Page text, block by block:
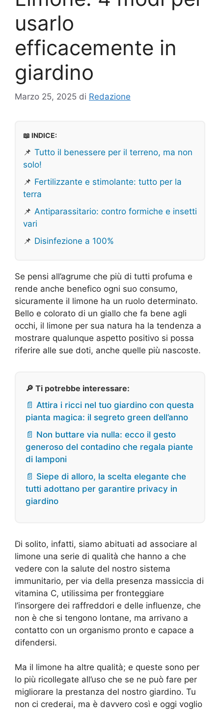
usarlo
efficacemente in
giardino
Marzo 25, 2025 di Redazione
📖 INDICE:
📌 Tutto il benessere per il terreno, ma non
solo!
📌 Fertilizzante e stimolante: tutto per la
terra
📌 Antiparassitario: contro formiche e insetti
vari
📌 Disinfezione a 100%
Se pensi all’agrume che più di tutti profuma e
rende anche benefico ogni suo consumo,
sicuramente il limone ha un ruolo determinato.
Bello e colorato di un giallo che fa bene agli
occhi, il limone per sua natura ha la tendenza a
mostrare qualunque aspetto positivo si possa
riferire alle sue doti, anche quelle più nascoste.
🔎 Ti potrebbe interessare:
📄 Attira i ricci nel tuo giardino con questa
pianta magica: il segreto green dell’anno
📄 Non buttare via nulla: ecco il gesto
generoso del contadino che regala piante
di lamponi
📄 Siepe di alloro, la scelta elegante che
tutti adottano per garantire privacy in
giardino
Di solito, infatti, siamo abituati ad associare al
limone una serie di qualità che hanno a che
vedere con la salute del nostro sistema
immunitario, per via della presenza massiccia di
vitamina C, utilissima per fronteggiare
l’insorgere dei raffreddori e delle influenze, che
non è che si tengono lontane, ma arrivano a
contatto con un organismo pronto e capace a
difendersi.
Ma il limone ha altre qualità; e queste sono per
lo più ricollegate all’uso che se ne può fare per
migliorare la prestanza del nostro giardino. Tu
non ci crederai, ma è davvero così e oggi voglio